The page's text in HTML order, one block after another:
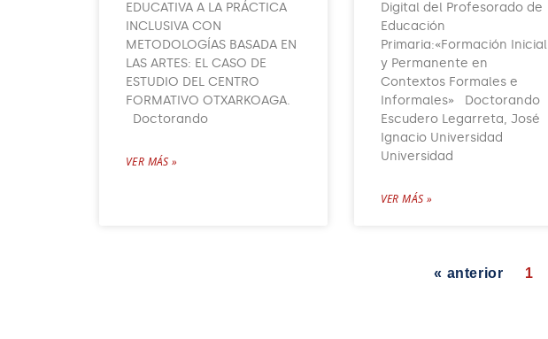
EDUCATIVA A LA PRÁCTICA
INCLUSIVA CON
METODOLOGÍAS BASADA EN
LAS ARTES: EL CASO DE
ESTUDIO DEL CENTRO
FORMATIVO OTXARKOAGA.
Doctorando
VER MÁS »
Digital del Profesorado de
Educación
Primaria:«Formación Inicial
y Permanente en
Contextos Formales e
Informales» Doctorando
Escudero Legarreta, José
Ignacio Universidad
Universidad
VER MÁS »
« anterior 1